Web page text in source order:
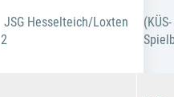
JSG Hesselteich/Loxten
2
(KÜS-